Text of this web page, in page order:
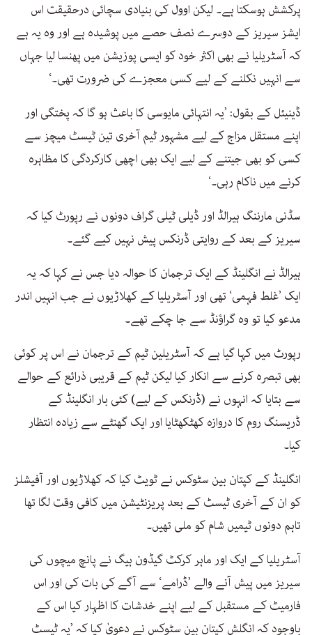
پرکشش ہوسکتا ہے۔ لیکن اوول کی بنیادی سچائی درحقیقت اس
ایشز سیریز کے دوسرے نصف حصے میں پوشیدہ ہے اور وہ یہ ہے
کہ آسٹریلیا نے بھی اکثر خود کو ایسی پوزیشن میں پھنسا لیا جہاں
سے انہیں نکلنے کے لیے کسی معجزے کی ضرورت تھی۔‘
ڈینیئل کے بقول: ’یہ انتہائی مایوسی کا باعث ہو گا کہ پختگی اور
اپنے مستقل مزاج کے لیے مشہور ٹیم آخری تین ٹیسٹ میچز سے
کسی کو بھی جیتنے کے لیے ایک بھی اچھی کارکردگی کا مظاہرہ
کرنے میں ناکام رہی۔‘
سڈنی مارننگ ہیرالڈ اور ڈیلی ٹیلی گراف دونوں نے رپورٹ کیا کہ
سیریز کے بعد کے روایتی ڈرنکس پیش نہیں کیے گئے۔
ہیرالڈ نے انگلینڈ کے ایک ترجمان کا حوالہ دیا جس نے کہا کہ یہ
ایک ’غلط فہمی‘ تھی اور آسٹریلیا کے کھلاڑیوں نے جب انہیں اندر
مدعو کیا تو وہ گراؤنڈ سے جا چکے تھے۔
رپورٹ میں کہا گیا ہے کہ آسٹریلین ٹیم کے ترجمان نے اس پر کوئی
بھی تبصرہ کرنے سے انکار کیا لیکن ٹیم کے قریبی ذرائع کے حوالے
سے بتایا کہ انہوں نے (ڈرنکس کے لیے) کئی بار انگلینڈ کے
ڈریسنگ روم کا دروازہ کھٹکھٹایا اور ایک گھنٹے سے زیادہ انتظار
کیا۔
انگلینڈ کے کپتان بین سٹوکس نے ٹویٹ کیا کہ کھلاڑیوں اور آفیشلز
کو ان کے آخری ٹیسٹ کے بعد پریزنٹیشن میں کافی وقت لگا تھا
تاہم دونوں ٹیمیں شام کو ملی تھیں۔
آسٹریلیا کے ایک اور ماہر کرکٹ گیڈون ہیگ نے پانچ میچوں کی
سیریز میں پیش آنے والے ’ڈرامے‘ سے آگے کی بات کی اور اس
فارمیٹ کے مستقبل کے لیے اپنے خدشات کا اظہار کیا اس کے
باوجود کہ انگلش کپتان بین سٹوکس نے دعویٰ کیا کہ ’یہ ٹیسٹ